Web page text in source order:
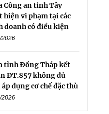
Công an tỉnh Tây
hiện vi phạm tại các
doanh có điều kiện
2026
tỉnh Đồng Tháp kết
ĐT.857 không đủ
dụng cơ chế đặc thù
2026